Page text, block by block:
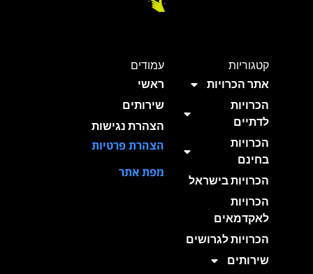
קטגוריות
אתר הכרויות
הכרויות
לדתיים
הכרויות
בחינם
הכרויות בישראל
הכרויות
לאקדמאים
הכרויות לגרושים
שירותים
עמודים
ראשי
שירותים
הצהרת נגישות
הצהרת פרטיות
מפת אתר